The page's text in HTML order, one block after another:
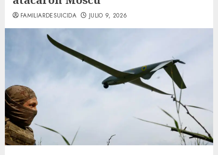
FAMILIARDESUICIDA JULIO 9, 2026